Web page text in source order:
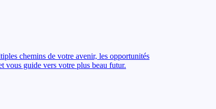
chemins de votre avenir, les opportunités
vous guide vers votre plus beau futur.